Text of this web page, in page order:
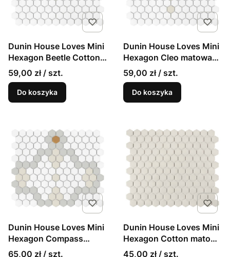
Dunin House Loves Mini
Hexagon Beetle Cotton
matowa mozaika
59,00 zł / szt.
Do koszyka
Dunin House Loves Mini
Hexagon Cleo matowa
mozaika
59,00 zł / szt.
Do koszyka
Dunin House Loves Mini
Hexagon Compass
matowa mozaika
65,00 zł / szt.
Dunin House Loves Mini
Hexagon Cotton matowa
mozaika w stylu
45,00 zł / szt.